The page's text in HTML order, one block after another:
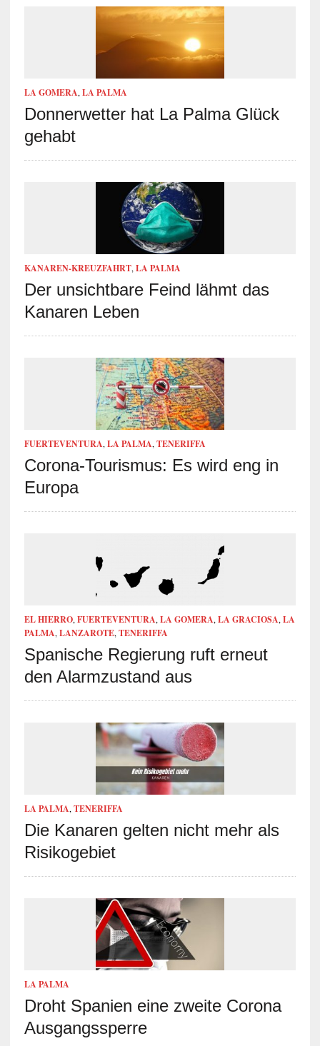
LA GOMERA, LA PALMA
Donnerwetter hat La Palma Glück
gehabt
KANAREN-KREUZFAHRT, LA PALMA
Der unsichtbare Feind lähmt das
Kanaren Leben
FUERTEVENTURA, LA PALMA, TENERIFFA
Corona-Tourismus: Es wird eng in
Europa
EL HIERRO, FUERTEVENTURA, LA GOMERA, LA GRACIOSA, LA
PALMA, LANZAROTE, TENERIFFA
Spanische Regierung ruft erneut
den Alarmzustand aus
LA PALMA, TENERIFFA
Die Kanaren gelten nicht mehr als
Risikogebiet
LA PALMA
Droht Spanien eine zweite Corona
Ausgangssperre